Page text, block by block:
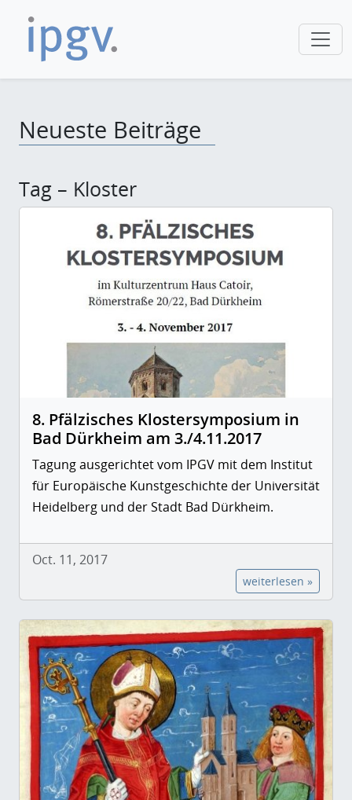
Neueste Beiträge
Tag – Kloster
8. Pfälzisches Klostersymposium in
Bad Dürkheim am 3./4.11.2017
Tagung ausgerichtet vom IPGV mit dem Institut
für Europäische Kunstgeschichte der Universität
Heidelberg und der Stadt Bad Dürkheim.
Oct. 11, 2017
weiterlesen »